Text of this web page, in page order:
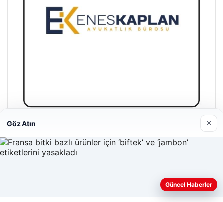
Enes Kaplan Avukatlık Bürosu
28/04/2026
Web sitemizi nasıl kullandığınızı daha iyi anlayabilmek,
Göz Atın ×
Güncel Haberler